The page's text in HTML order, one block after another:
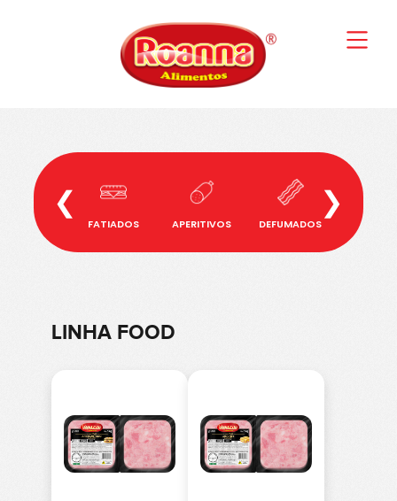
❮
FATIADOS APERITIVOS DEFUMADOS BANHA
❯
LINHA FOOD